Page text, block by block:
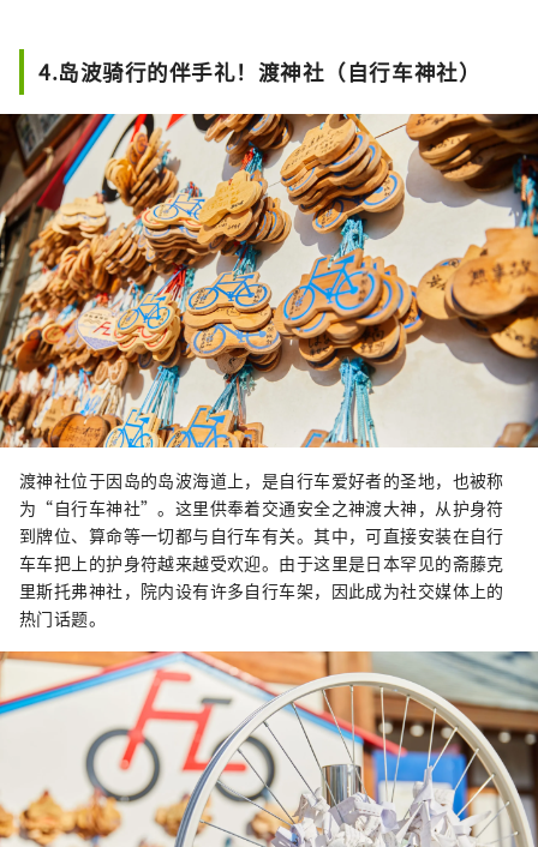
4.岛波骑行的伴手礼！渡神社（自行车神社）
渡神社位于因岛的岛波海道上，是自行车爱好者的圣地，也被称
为“自行车神社”。这里供奉着交通安全之神渡大神，从护身符
到牌位、算命等一切都与自行车有关。其中，可直接安装在自行
车车把上的护身符越来越受欢迎。由于这里是日本罕见的斋藤克
里斯托弗神社，院内设有许多自行车架，因此成为社交媒体上的
热门话题。